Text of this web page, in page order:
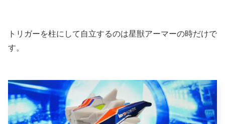
トリガーを柱にして自立するのは星獣アーマーの時だけで
す。